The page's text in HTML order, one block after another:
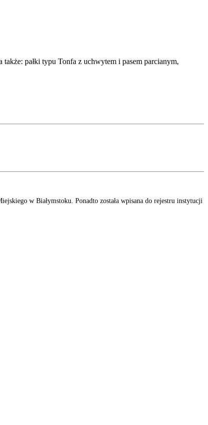
pałki typu Tonfa z uchwytem i pasem parcianym,
w Białymstoku. Ponadto została wpisana do rejestru instytucji